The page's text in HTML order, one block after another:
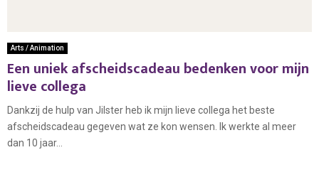
Arts / Animation
Een uniek afscheidscadeau bedenken voor mijn
lieve collega
Dankzij de hulp van Jilster heb ik mijn lieve collega het beste
afscheidscadeau gegeven wat ze kon wensen. Ik werkte al meer
dan 10 jaar...